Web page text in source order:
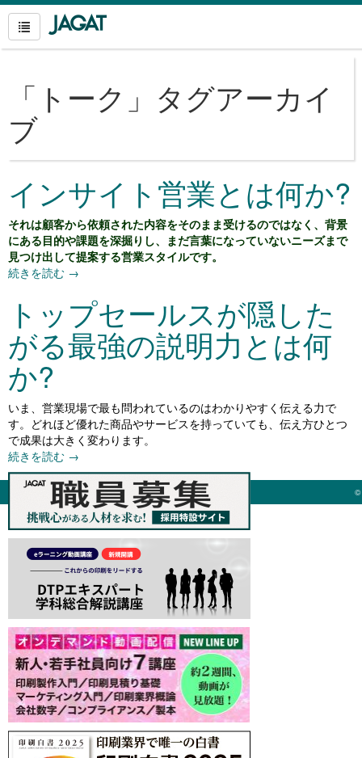
「 トーク 」タグアーカイ
ブ
インサイト営業とは何か?
それは顧客から依頼された内容をそのまま受けるのではなく、背景
にある目的や課題を深掘りし、まだ言葉になっていないニーズまで
見つけ出して提案する営業スタイルです。
続きを読む →
トップセールスが隠した
がる最強の説明力とは何
か?
いま、営業現場で最も問われているのはわかりやすく伝える力で
す。どれほど優れた商品やサービスを持っていても、伝え方ひとつ
で成果は大きく変わります。
続きを読む →
©